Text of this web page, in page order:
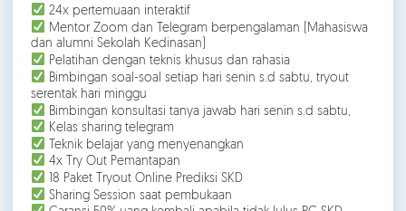
24x pertemuaan interaktif
Mentor Zoom dan Telegram berpengalaman (Mahasiswa
dan alumni Sekolah Kedinasan)
Pelatihan dengan teknis khusus dan rahasia
Bimbingan soal-soal setiap hari senin s.d sabtu, tryout
serentak hari minggu
Bimbingan konsultasi tanya jawab hari senin s.d sabtu,
Kelas sharing telegram
Teknik belajar yang menyenangkan
4x Try Out Pemantapan
18 Paket Tryout Online Prediksi SKD
Sharing Session saat pembukaan